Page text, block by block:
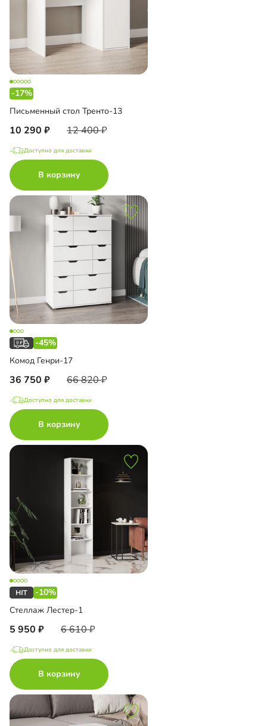
-17%
Письменный стол Тренто-13
10 290 12 400
Доступно для доставки
В корзину
-45%
Комод Генри-17
36 750 66 820
Доступно для доставки
В корзину
-10%
Стеллаж Лестер-1
5 950 6 610
Доступно для доставки
В корзину